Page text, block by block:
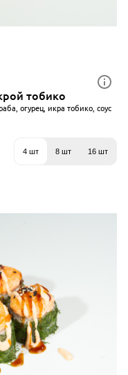
тобико
огурец, икра тобико, соус
4 шт 8 шт 16 шт